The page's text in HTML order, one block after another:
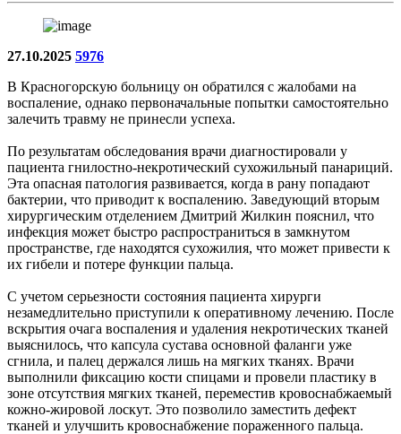
27.10.2025 5976
В Красногорскую больницу он обратился с жалобами на
воспаление, однако первоначальные попытки самостоятельно
залечить травму не принесли успеха.
По результатам обследования врачи диагностировали у
пациента гнилостно-некротический сухожильный панариций.
Эта опасная патология развивается, когда в рану попадают
бактерии, что приводит к воспалению. Заведующий вторым
хирургическим отделением Дмитрий Жилкин пояснил, что
инфекция может быстро распространиться в замкнутом
пространстве, где находятся сухожилия, что может привести к
их гибели и потере функции пальца.
С учетом серьезности состояния пациента хирурги
незамедлительно приступили к оперативному лечению. После
вскрытия очага воспаления и удаления некротических тканей
выяснилось, что капсула сустава основной фаланги уже
сгнила, и палец держался лишь на мягких тканях. Врачи
выполнили фиксацию кости спицами и провели пластику в
зоне отсутствия мягких тканей, переместив кровоснабжаемый
кожно-жировой лоскут. Это позволило заместить дефект
тканей и улучшить кровоснабжение пораженного пальца.